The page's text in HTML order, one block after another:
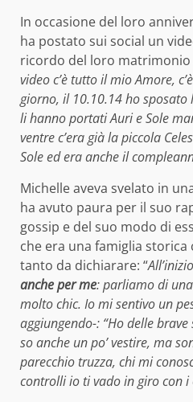
In occasione del loro
ha postato sui social un
ricordo del loro matrimonio
video c’è tutto il mio Amore,
giorno, il 10.10.14 ho sposato
li hanno portati Auri e Sole
ventre c’era già la piccola
Sole ed era anche il
Michelle aveva svelato in
ha avuto paura per il suo
gossip e del suo modo di
che era una famiglia
tanto da dichiarare: “All’inizio
anche per me: parliamo di
molto chic. Io mi sentivo un
aggiungendo-: “Ho delle
so anche un po’ vestire, ma
parecchio truzza, chi mi
controlli io ti vado in giro con i